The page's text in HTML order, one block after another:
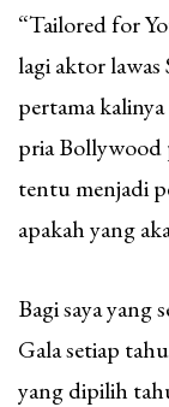
“Tailored for
lagi aktor
pertama
pria Bollywood
tentu menjadi
apakah yang
Bagi saya
Gala setiap
yang dipilih